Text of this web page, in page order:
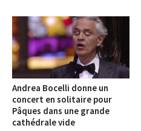
Andrea Bocelli donne un
concert en solitaire pour
Pâques dans une grande
cathédrale vide